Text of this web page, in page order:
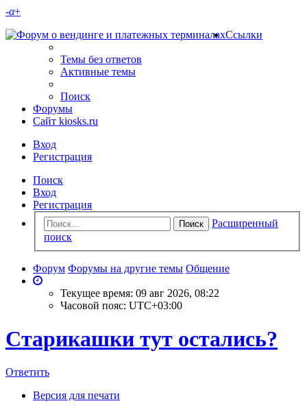
-α+
Ссылки
Темы без ответов
Активные темы
Поиск
Форумы
Сайт kiosks.ru
Вход
Регистрация
Поиск
Вход
Регистрация
Поиск
Расширенный
поиск
Форум Форумы на другие темы Общение
Текущее время: 09 авг 2026, 08:22
Часовой пояс: UTC+03:00
Старикашки тут остались?
Ответить
Версия для печати